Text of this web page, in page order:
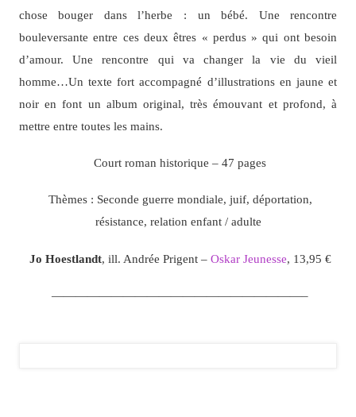
chose bouger dans l’herbe : un bébé. Une rencontre
bouleversante entre ces deux êtres « perdus » qui ont besoin
d’amour. Une rencontre qui va changer la vie du vieil
homme…Un texte fort accompagné d’illustrations en jaune et
noir en font un album original, très émouvant et profond, à
mettre entre toutes les mains.
Court roman historique – 47 pages
Thèmes : Seconde guerre mondiale, juif, déportation,
résistance, relation enfant / adulte
Jo Hoestlandt, ill. Andrée Prigent – Oskar Jeunesse, 13,95 €
—————————————————————–